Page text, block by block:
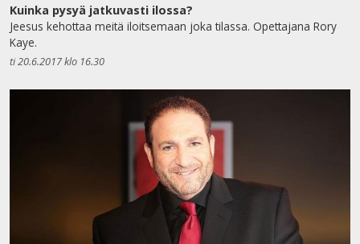
Kuinka pysyä jatkuvasti ilossa?
Jeesus kehottaa meitä iloitsemaan joka tilassa. Opettajana Rory
Kaye.
ti 20.6.2017 klo 16.30